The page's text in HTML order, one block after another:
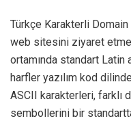
Türkçe Karakterli
web sitesini ziyaret
ortamında standart Latin
harfler yazılım kod
ASCII karakterleri, farklı
sembollerini bir